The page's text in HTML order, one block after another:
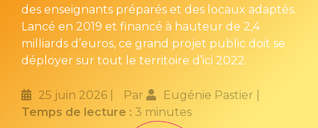
des enseignants préparés et des locaux adaptés.
Lancé en 2019 et financé à hauteur de 2,4
milliards d’euros, ce grand projet public doit se
déployer sur tout le territoire d’ici 2022.
25 juin 2026 Par
Eugénie Pastier
Temps de lecture : 3 minutes